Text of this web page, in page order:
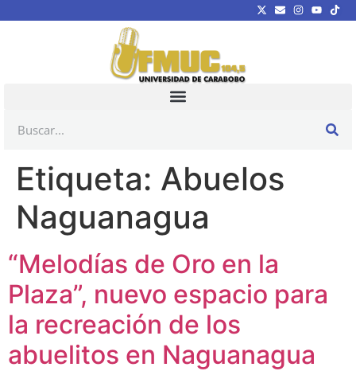
Etiqueta: Abuelos
Naguanagua
“Melodías de Oro en la
Plaza”, nuevo espacio para
la recreación de los
abuelitos en Naguanagua